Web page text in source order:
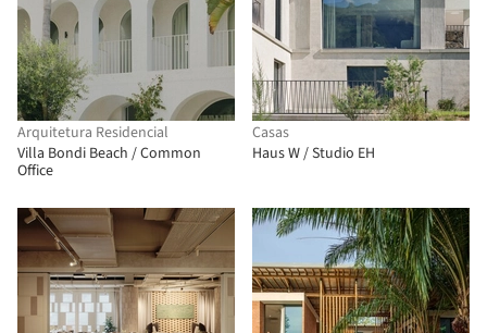
Arquitetura Residencial
Villa Bondi Beach / Common
Office
Casas
Haus W / Studio EH